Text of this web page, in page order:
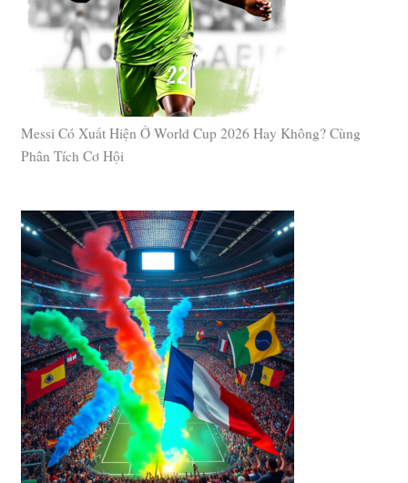
Messi Có Xuất Hiện Ở World Cup 2026 Hay Không? Cùng
Phân Tích Cơ Hội